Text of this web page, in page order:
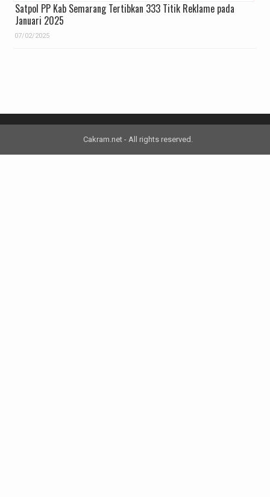
Satpol PP Kab Semarang Tertibkan 333 Titik Reklame pada
Januari 2025
07/02/2025
Cakram.net - All rights reserved.